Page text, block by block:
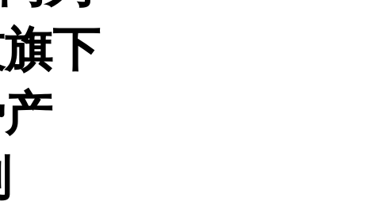
下